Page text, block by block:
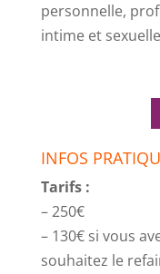
personnelle,
intime et
INFOS
Tarifs :
– 250€
– 130€ si vous
souhaitez le